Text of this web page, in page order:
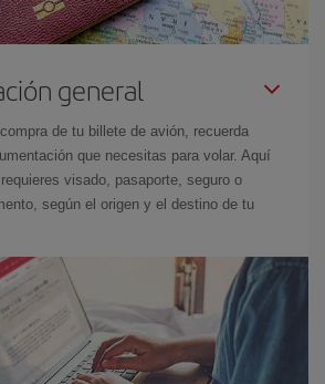
general
de tu billete de avión, recuerda
que necesitas para volar. Aquí
visado, pasaporte, seguro o
según el origen y el destino de tu